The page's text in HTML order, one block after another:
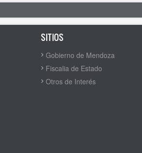
SITIOS
Gobierno de Mendoza
Fiscalia de Estado
Otros de Interés